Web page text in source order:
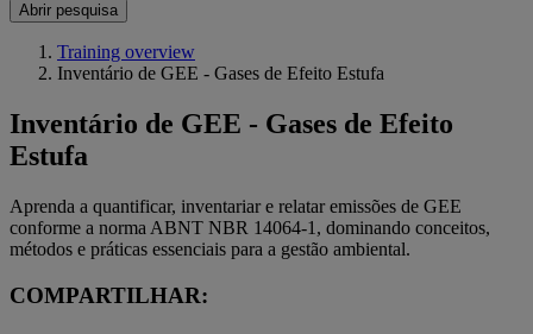
Abrir pesquisa
Training overview
Inventário de GEE - Gases de Efeito Estufa
Inventário de GEE - Gases de Efeito
Estufa
Aprenda a quantificar, inventariar e relatar emissões de GEE
conforme a norma ABNT NBR 14064-1, dominando conceitos,
métodos e práticas essenciais para a gestão ambiental.
COMPARTILHAR: